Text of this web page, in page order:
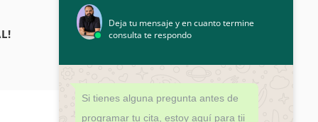
Deja tu mensaje y en cuanto termine
consulta te respondo
Si tienes alguna pregunta antes de
programar tu cita, estoy aquí para tii